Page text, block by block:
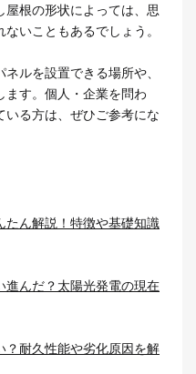
屋根の形状によっては、思
いこともあるでしょう。
ルを設置できる場所や、
ます。個人・企業を問わ
いる方は、ぜひご参考にな
たん解説！特徴や基礎知識
進んだ？太陽光発電の現在
？耐久性能や劣化原因を解